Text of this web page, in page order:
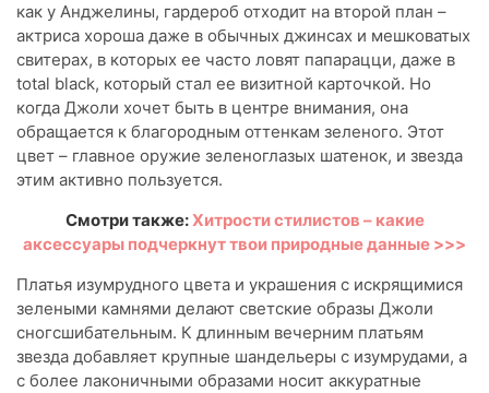
как у Анджелины, гардероб отходит на второй план –
актриса хороша даже в обычных джинсах и мешковатых
свитерах, в которых ее часто ловят папарацци, даже в
total black, который стал ее визитной карточкой. Но
когда Джоли хочет быть в центре внимания, она
обращается к благородным оттенкам зеленого. Этот
цвет – главное оружие зеленоглазых шатенок, и звезда
этим активно пользуется.
Смотри также:Хитрости стилистов – какие
аксессуары подчеркнут твои природные данные >>>
Платья изумрудного цвета и украшения с искрящимися
зелеными камнями делают светские образы Джоли
сногсшибательным. К длинным вечерним платьям
звезда добавляет крупные шандельеры с изумрудами, а
с более лаконичными образами носит аккуратные